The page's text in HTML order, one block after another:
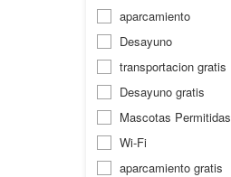
aparcamiento
Desayuno
transportacion gratis
Desayuno gratis
Mascotas Permitidas
Wi-Fi
aparcamiento gratis